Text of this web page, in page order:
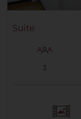
Suite
3